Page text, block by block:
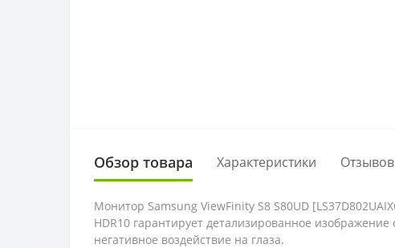
Обзор товара Характеристики
Монитор Samsung ViewFinity S8 S80UD
HDR10 гарантирует детализированное
негативное воздействие на глаза.